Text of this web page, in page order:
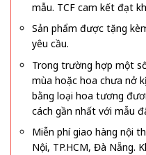
mẫu. TCF cam kết đạt
Sản phẩm được tặng
yêu cầu.
Trong trường hợp một
mùa hoặc hoa chưa nở
bằng loại hoa tương
cách gần nhất với mẫu
Miễn phí giao hàng nội
Nội, TP.HCM, Đà Nẵng.